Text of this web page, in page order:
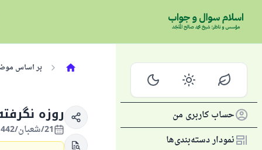
حساب کاربری من
نمودار دسته‌بندی‌ها
بر اساس
روزه
21/شعبان/1442 , 03/فروردین/2021